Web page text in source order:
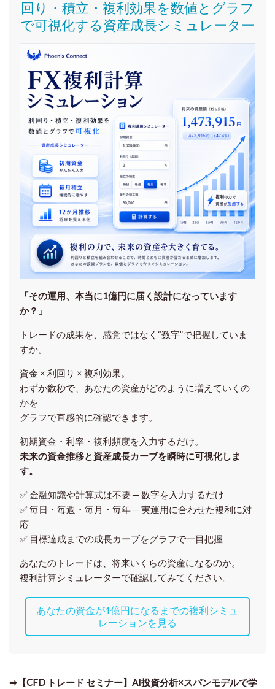
回り・積立・複利効果を数値とグラフ
で可視化する資産成長シミュレーター
「その運用、本当に1億円に届く設計になっています
か？」
トレードの成果を、感覚ではなく“数字”で把握していま
すか。
資金 × 利回り × 複利効果。
わずか数秒で、あなたの資産がどのように増えていくの
かを
グラフで直感的に確認できます。
初期資金・利率・複利頻度を入力するだけ。
未来の資金推移と資産成長カーブを瞬時に可視化しま
す。
✅ 金融知識や計算式は不要 ─ 数字を入力するだけ
✅ 毎日・毎週・毎月・毎年 ─ 実運用に合わせた複利に対
応
✅ 目標達成までの成長カーブをグラフで一目把握
あなたのトレードは、将来いくらの資産になるのか。
複利計算シミュレーターで確認してみてください。
あなたの資金が1億円になるまでの複利シミュ
レーションを見る
➡【CFD トレード セミナー】AI投資分析×スパンモデルで学